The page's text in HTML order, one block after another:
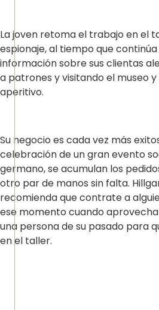
La joven retoma el trabajo en el
espionaje, al tiempo que
información sobre sus clientas
a patrones y visitando el museo
aperitivo.
Su negocio es cada vez más
celebración de un gran evento
germano, se acumulan los
otro par de manos sin falta.
recomienda que contrate a
ese momento cuando
una persona de su pasado para
en el taller.